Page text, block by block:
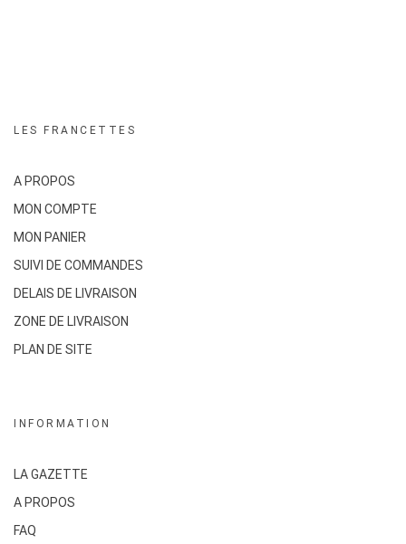
LES FRANCETTES
A PROPOS
MON COMPTE
MON PANIER
SUIVI DE COMMANDES
DELAIS DE LIVRAISON
ZONE DE LIVRAISON
PLAN DE SITE
INFORMATION
LA GAZETTE
A PROPOS
FAQ